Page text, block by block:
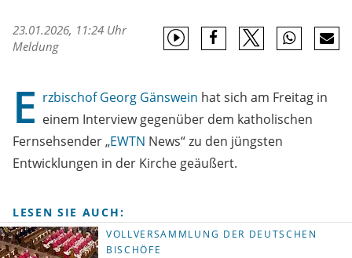
23.01.2026, 11:24 Uhr
Meldung
E rzbischof Georg Gänswein hat sich am Freitag in
einem Interview gegenüber dem katholischen
Fernsehsender „EWTN News“ zu den jüngsten
Entwicklungen in der Kirche geäußert.
LESEN SIE AUCH:
VOLLVERSAMMLUNG DER DEUTSCHEN
BISCHÖFE